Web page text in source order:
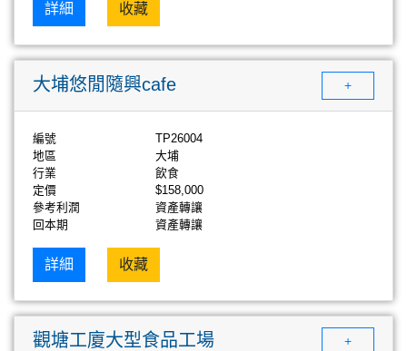
詳細 收藏
大埔悠閒隨興cafe +
編號
TP26004
地區
大埔
行業
飲食
定價
$158,000
參考利潤
資產轉讓
回本期
資產轉讓
詳細 收藏
觀塘工廈大型食品工場 +